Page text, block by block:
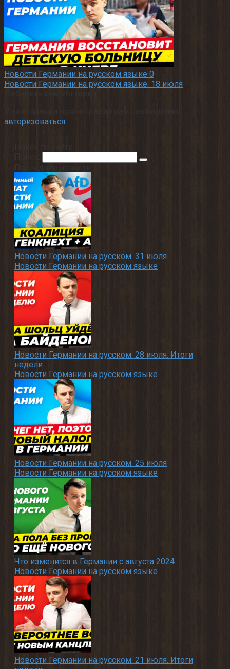
Новости Германии на русском языке 0
Новости Германии на русском языке. 18 июля
Для отправки комментария вам необходимо
авторизоваться
Поиск:
Последние новости
Новости Германии на русском. 31 июля
Новости Германии на русском языке
Новости Германии на русском. 28 июля. Итоги
недели
Новости Германии на русском языке
Новости Германии на русском. 25 июля
Новости Германии на русском языке
Что изменится в Германии с августа 2024
Новости Германии на русском языке
Новости Германии на русском. 21 июля. Итоги